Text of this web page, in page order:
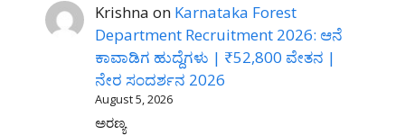
Krishna on Karnataka Forest
Department Recruitment 2026: ಆನೆ
ಕಾವಾಡಿಗ ಹುದ್ದೆಗಳು | ₹52,800 ವೇತನ |
ನೇರ ಸಂದರ್ಶನ 2026
August 5, 2026
ಅರಣ್ಯ